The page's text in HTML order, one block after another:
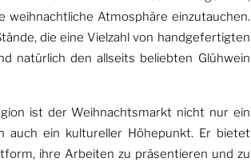
weihnachtliche Atmosphäre einzutauchen.
die eine Vielzahl von handgefertigten
natürlich den allseits beliebten Glühwein
ist der Weihnachtsmarkt nicht nur ein
auch ein kultureller Höhepunkt. Er bietet
ihre Arbeiten zu präsentieren und zu